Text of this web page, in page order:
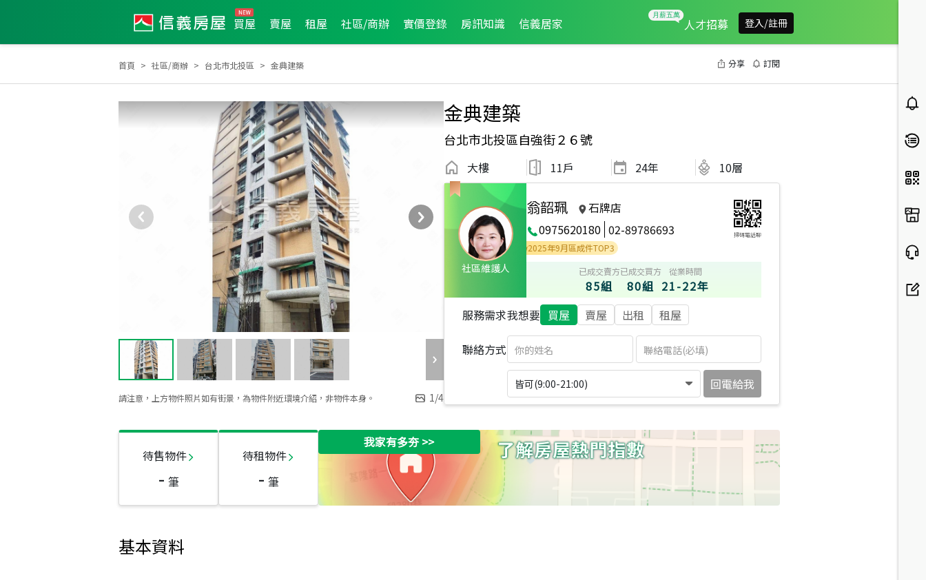
買屋 賣屋 租屋 社區/商辦 實價登錄 房訊知識 信義居家 人才招募 登入/註冊
首頁 社區/商辦 台北市北投區 金典建築 分享 訂閱
請注意，上方物件照片如有街景，為物件附近環境介紹，非物件本身。 1/4
金典建築
台北市北投區自強街２６號
大樓 11戶 24年 10層
社區維護人
翁韶珮
石牌店
0975620180 02-89786693 掃碼電話聊
2022年度服務品質獎 2009年第4季度服務品質獎 2025年11月區成件TOP2
2025年9月區成件TOP3
已成交賣方
85組
已成交買方
80組
從業時間
21-22年
服務需求我想要 買屋 賣屋 出租 租屋
聯絡方式
皆可(9:00-21:00) 回電給我
待售物件
- 筆
待租物件
- 筆
我家有多夯>>
基本資料